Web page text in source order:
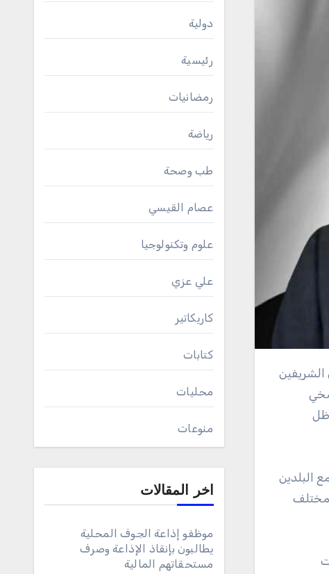
ظل
البلدين
مختلف
دولية
رئيسية
رمضانيات
رياضة
طب وصحة
عصام القيسي
علوم وتكنولوجيا
علي عزي
كاريكاتير
كتابات
محليات
منوعات
اخر المقالات
موظفو إذاعة الجوف المحلية
يطالبون بإنقاذ الإذاعة وصرف
مستحقاتهم المالية